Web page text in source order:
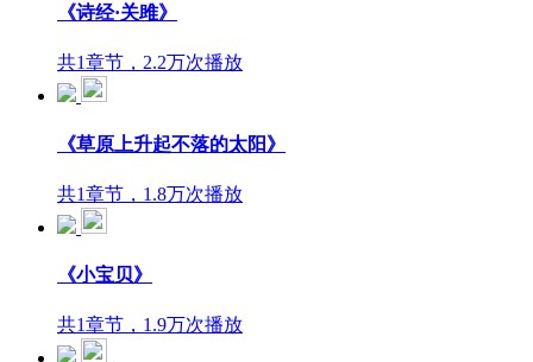
《诗经​·关雎》
共1章节，2.2万次播放
《草原上升起不落的太阳》
共1章节，1.8万次播放
《小宝贝》
共1章节，1.9万次播放